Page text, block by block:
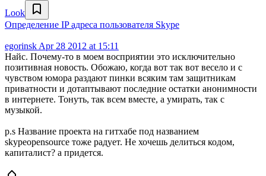
Look
Определение IP адреса пользователя Skype
egorinsk Apr 28 2012 at 15:11
Найс. Почему-то в моем восприятии это исключительно
позитивная новость. Обожаю, когда вот так вот весело и с
чувством юмора раздают пинки всяким там защитникам
приватности и дотаптывают последние остатки анонимности
в интернете. Тонуть, так всем вместе, а умирать, так с
музыкой.
p.s Название проекта на гитхабе под названием
skypeopensource тоже радует. Не хочешь делиться кодом,
капиталист? а придется.